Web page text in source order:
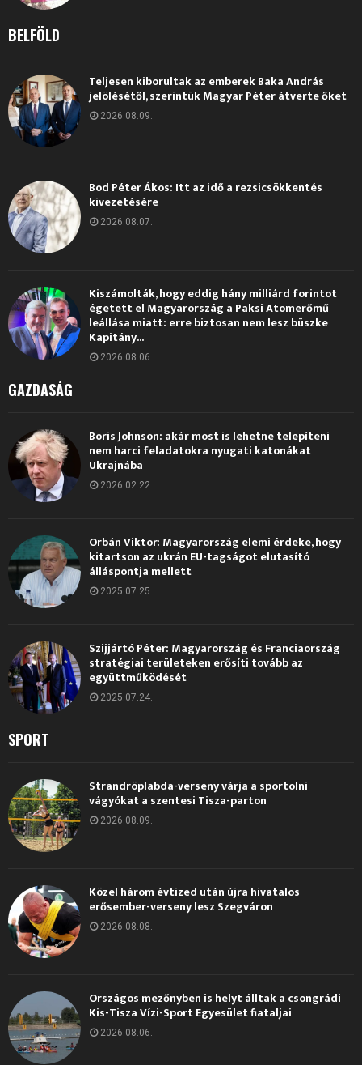
BELFÖLD
Teljesen kiborultak az emberek Baka András
jelölésétől, szerintük Magyar Péter átverte őket
2026.08.09.
Bod Péter Ákos: Itt az idő a rezsicsökkentés
kivezetésére
2026.08.07.
Kiszámolták, hogy eddig hány milliárd forintot
égetett el Magyarország a Paksi Atomerőmű
leállása miatt: erre biztosan nem lesz büszke
Kapitány...
2026.08.06.
GAZDASÁG
Boris Johnson: akár most is lehetne telepíteni
nem harci feladatokra nyugati katonákat
Ukrajnába
2026.02.22.
Orbán Viktor: Magyarország elemi érdeke, hogy
kitartson az ukrán EU-tagságot elutasító
álláspontja mellett
2025.07.25.
Szijjártó Péter: Magyarország és Franciaország
stratégiai területeken erősíti tovább az
együttműködését
2025.07.24.
SPORT
Strandröplabda-verseny várja a sportolni
vágyókat a szentesi Tisza-parton
2026.08.09.
Közel három évtized után újra hivatalos
erősember-verseny lesz Szegváron
2026.08.08.
Országos mezőnyben is helyt álltak a csongrádi
Kis-Tisza Vízi-Sport Egyesület fiataljai
2026.08.06.